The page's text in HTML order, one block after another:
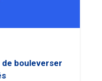
bouleverser